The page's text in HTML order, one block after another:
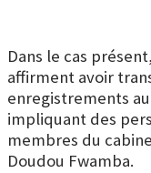
Dans le cas
affirment avoir
enregistrements
impliquant des
membres du
Doudou Fwamba.